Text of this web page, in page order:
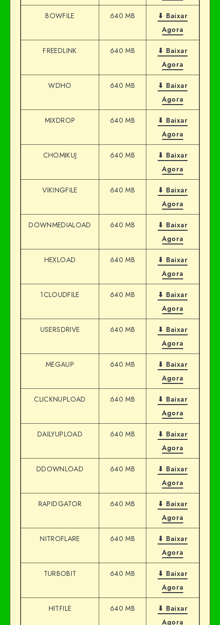
BOWFILE 640 MB
⬇ Baixar
Agora
FREEDLINK 640 MB
⬇ Baixar
Agora
WDHO 640 MB
⬇ Baixar
Agora
MIXDROP 640 MB
⬇ Baixar
Agora
CHOMIKUJ 640 MB
⬇ Baixar
Agora
VIKINGFILE 640 MB
⬇ Baixar
Agora
DOWNMEDIALOAD 640 MB
⬇ Baixar
Agora
HEXLOAD 640 MB
⬇ Baixar
Agora
1CLOUDFILE 640 MB
⬇ Baixar
Agora
USERSDRIVE 640 MB
⬇ Baixar
Agora
MEGAUP 640 MB
⬇ Baixar
Agora
CLICKNUPLOAD 640 MB
⬇ Baixar
Agora
DAILYUPLOAD 640 MB
⬇ Baixar
Agora
DDOWNLOAD 640 MB
⬇ Baixar
Agora
RAPIDGATOR 640 MB
⬇ Baixar
Agora
NITROFLARE 640 MB
⬇ Baixar
Agora
TURBOBIT 640 MB
⬇ Baixar
Agora
HITFILE 640 MB
⬇ Baixar
Agora